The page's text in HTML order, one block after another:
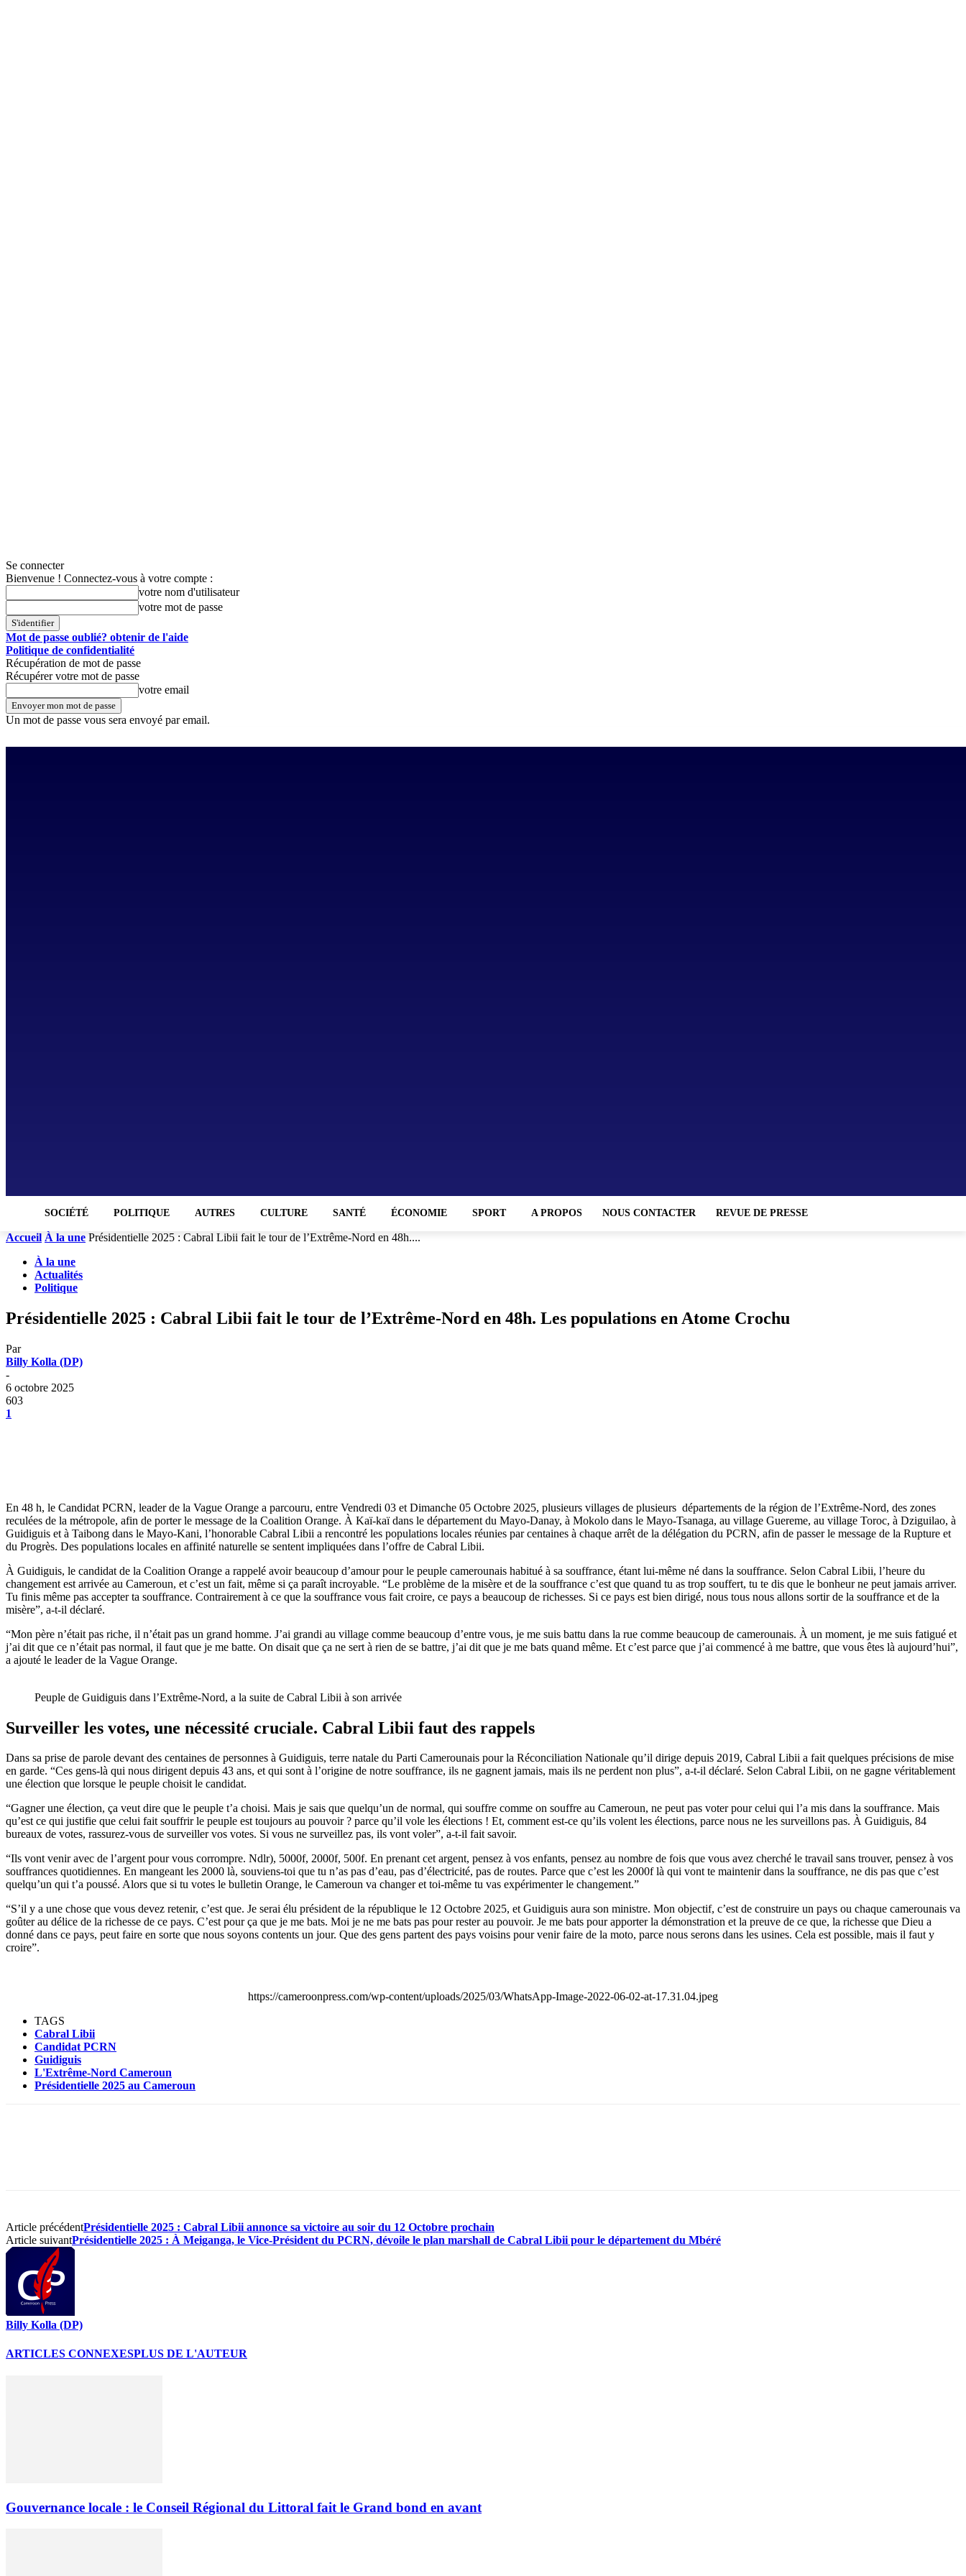
Se connecter
Bienvenue ! Connectez-vous à votre compte :
votre nom d'utilisateur
votre mot de passe
Mot de passe oublié? obtenir de l'aide
Politique de confidentialité
Récupération de mot de passe
Récupérer votre mot de passe
votre email
Un mot de passe vous sera envoyé par email.
SOCIÉTÉ POLITIQUE AUTRES CULTURE SANTÉ ÉCONOMIE SPORT A PROPOS NOUS CONTACTER REVUE DE PRESSE
Accueil À la une Présidentielle 2025 : Cabral Libii fait le tour de l’Extrême-Nord en 48h....
À la une
Actualités
Politique
Présidentielle 2025 : Cabral Libii fait le tour de l’Extrême-Nord en 48h. Les populations en Atome Crochu
Par
Billy Kolla (DP)
-
6 octobre 2025
603
1
En 48 h, le Candidat PCRN, leader de la Vague Orange a parcouru, entre Vendredi 03 et Dimanche 05 Octobre 2025, plusieurs villages de plusieurs départements de la région de l’Extrême-Nord, des zones
reculées de la métropole, afin de porter le message de la Coalition Orange. À Kaï-kaï dans le département du Mayo-Danay, à Mokolo dans le Mayo-Tsanaga, au village Guereme, au village Toroc, à Dziguilao, à
Guidiguis et à Taibong dans le Mayo-Kani, l’honorable Cabral Libii a rencontré les populations locales réunies par centaines à chaque arrêt de la délégation du PCRN, afin de passer le message de la Rupture et
du Progrès. Des populations locales en affinité naturelle se sentent impliquées dans l’offre de Cabral Libii.
À Guidiguis, le candidat de la Coalition Orange a rappelé avoir beaucoup d’amour pour le peuple camerounais habitué à sa souffrance, étant lui-même né dans la souffrance. Selon Cabral Libii, l’heure du
changement est arrivée au Cameroun, et c’est un fait, même si ça paraît incroyable. “Le problème de la misère et de la souffrance c’est que quand tu as trop souffert, tu te dis que le bonheur ne peut jamais arriver.
Tu finis même pas accepter ta souffrance. Contrairement à ce que la souffrance vous fait croire, ce pays a beaucoup de richesses. Si ce pays est bien dirigé, nous tous nous allons sortir de la souffrance et de la
misère”, a-t-il déclaré.
“Mon père n’était pas riche, il n’était pas un grand homme. J’ai grandi au village comme beaucoup d’entre vous, je me suis battu dans la rue comme beaucoup de camerounais. À un moment, je me suis fatigué et
j’ai dit que ce n’était pas normal, il faut que je me batte. On disait que ça ne sert à rien de se battre, j’ai dit que je me bats quand même. Et c’est parce que j’ai commencé à me battre, que vous êtes là aujourd’hui”,
a ajouté le leader de la Vague Orange.
Peuple de Guidiguis dans l’Extrême-Nord, a la suite de Cabral Libii à son arrivée
Surveiller les votes, une nécessité cruciale. Cabral Libii faut des rappels
Dans sa prise de parole devant des centaines de personnes à Guidiguis, terre natale du Parti Camerounais pour la Réconciliation Nationale qu’il dirige depuis 2019, Cabral Libii a fait quelques précisions de mise
en garde. “Ces gens-là qui nous dirigent depuis 43 ans, et qui sont à l’origine de notre souffrance, ils ne gagnent jamais, mais ils ne perdent non plus”, a-t-il déclaré. Selon Cabral Libii, on ne gagne véritablement
une élection que lorsque le peuple choisit le candidat.
“Gagner une élection, ça veut dire que le peuple t’a choisi. Mais je sais que quelqu’un de normal, qui souffre comme on souffre au Cameroun, ne peut pas voter pour celui qui l’a mis dans la souffrance. Mais
qu’est ce qui justifie que celui fait souffrir le peuple est toujours au pouvoir ? parce qu’il vole les élections ! Et, comment est-ce qu’ils volent les élections, parce nous ne les surveillons pas. À Guidiguis, 84
bureaux de votes, rassurez-vous de surveiller vos votes. Si vous ne surveillez pas, ils vont voler”, a-t-il fait savoir.
“Ils vont venir avec de l’argent pour vous corrompre. Ndlr), 5000f, 2000f, 500f. En prenant cet argent, pensez à vos enfants, pensez au nombre de fois que vous avez cherché le travail sans trouver, pensez à vos
souffrances quotidiennes. En mangeant les 2000 là, souviens-toi que tu n’as pas d’eau, pas d’électricité, pas de routes. Parce que c’est les 2000f là qui vont te maintenir dans la souffrance, ne dis pas que c’est
quelqu’un qui t’a poussé. Alors que si tu votes le bulletin Orange, le Cameroun va changer et toi-même tu vas expérimenter le changement.”
“S’il y a une chose que vous devez retenir, c’est que. Je serai élu président de la république le 12 Octobre 2025, et Guidiguis aura son ministre. Mon objectif, c’est de construire un pays ou chaque camerounais va
goûter au délice de la richesse de ce pays. C’est pour ça que je me bats. Moi je ne me bats pas pour rester au pouvoir. Je me bats pour apporter la démonstration et la preuve de ce que, la richesse que Dieu a
donné dans ce pays, peut faire en sorte que nous soyons contents un jour. Que des gens partent des pays voisins pour venir faire de la moto, parce nous serons dans les usines. Cela est possible, mais il faut y
croire”.
https://cameroonpress.com/wp-content/uploads/2025/03/WhatsApp-Image-2022-06-02-at-17.31.04.jpeg
TAGS
Cabral Libii
Candidat PCRN
Guidiguis
L'Extrême-Nord Cameroun
Présidentielle 2025 au Cameroun
Article précédentPrésidentielle 2025 : Cabral Libii annonce sa victoire au soir du 12 Octobre prochain
Article suivantPrésidentielle 2025 : À Meiganga, le Vice-Président du PCRN, dévoile le plan marshall de Cabral Libii pour le département du Mbéré
Billy Kolla (DP)
ARTICLES CONNEXESPLUS DE L'AUTEUR
Gouvernance locale : le Conseil Régional du Littoral fait le Grand bond en avant